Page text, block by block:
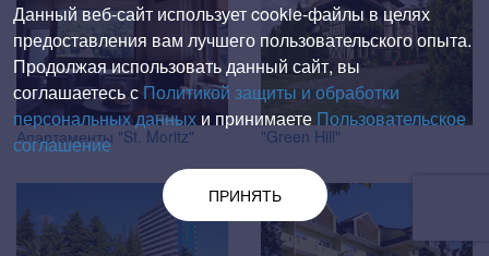
Апартаменты "St. Moritz" "Green Hill"
Данный веб-сайт использует cookie-файлы в целях
предоставления вам лучшего пользовательского опыта.
Продолжая использовать данный сайт, вы
соглашаетесь с Политикой защиты и обработки
персональных данных и принимаете Пользовательское
соглашение
ПРИНЯТЬ